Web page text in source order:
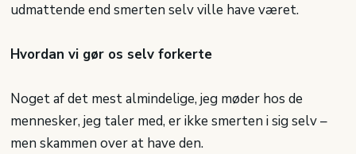
udmattende end smerten selv ville have været.
Hvordan vi gør os selv forkerte
Noget af det mest almindelige, jeg møder hos de
mennesker, jeg taler med, er ikke smerten i sig selv –
men skammen over at have den.